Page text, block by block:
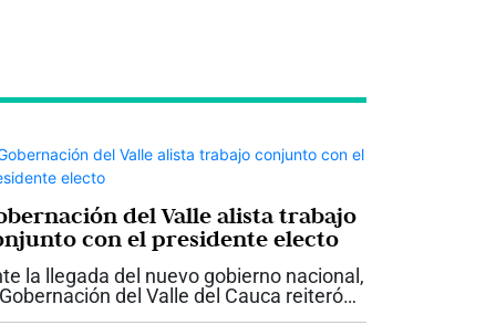
del Valle alista trabajo
con el presidente electo
la llegada del nuevo gobierno nacional,
del Valle del Cauca reiteró